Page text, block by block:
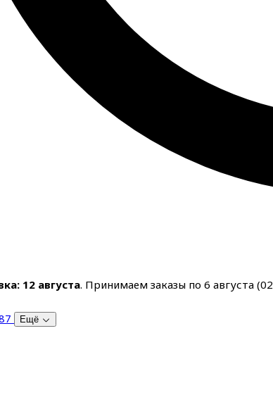
12 августа. Принимаем заказы по 6 августа (02
Ещё